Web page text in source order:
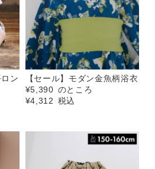
ン
【セール】モダン金魚柄浴衣
¥5,390 のところ
¥4,312 税込